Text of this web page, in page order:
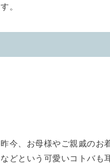
す。
昨今、お母様やご親戚のお
などという可愛いコトバも